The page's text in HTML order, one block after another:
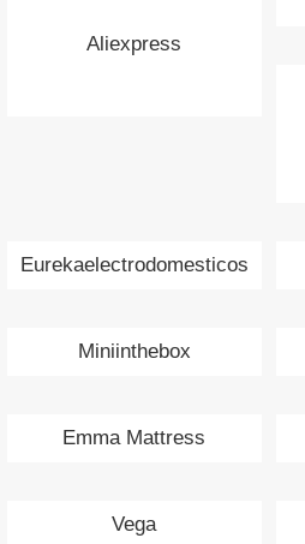
Aliexpress
Eurekaelectrodomesticos
Miniinthebox
Emma Mattress
Vega